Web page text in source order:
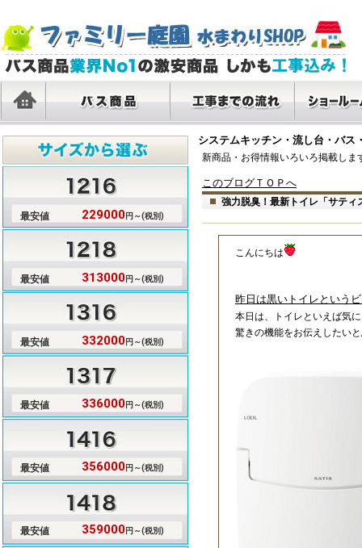
システムキッチン・流し台・バ
サイズ1216
サイズ1218
サイズ1316
サイズ1317
サイズ1416
サイズ1418
サイズ1616
サイズ1620 タカ
LIXIL
パナ
クリ
TOTO
トク
新商品・お得情報いろいろ掲載しま
このブログＴＯＰへ
強力脱臭！最新トイレ「サティ
こんにちは
昨日は黒いトイレという
本日は、トイレといえば気
驚きの機能をお伝えしたい
最安値 229000円～(税別)
最安値 313000円～(税別)
最安値 332000円～(税別)
最安値 336000円～(税別)
最安値 356000円～(税別)
最安値 359000円～(税別)